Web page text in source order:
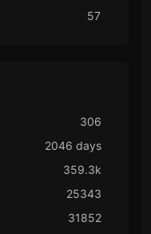
57
306
2046 days
359.3k
25343
31852